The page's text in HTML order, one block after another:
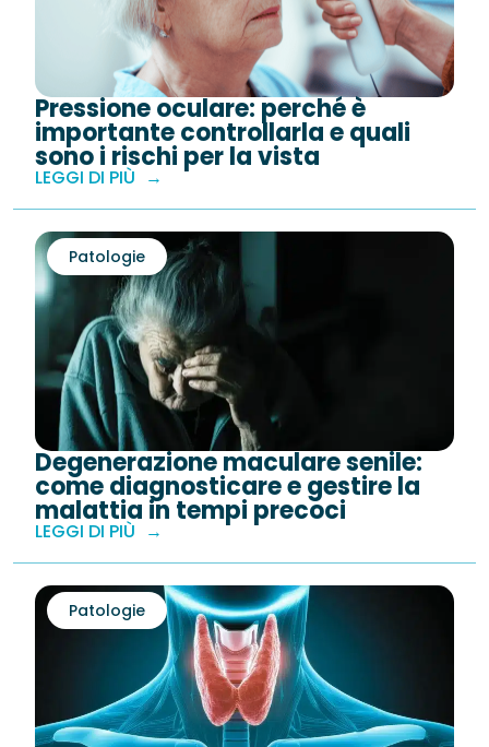
Pressione oculare: perché è
importante controllarla e quali
sono i rischi per la vista
LEGGI DI PIÙ
Degenerazione maculare senile:
come diagnosticare e gestire la
malattia in tempi precoci
Patologie
LEGGI DI PIÙ
Patologie